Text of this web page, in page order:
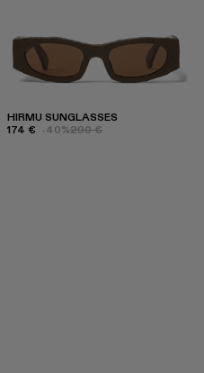
HIRMU SUNGLASSES
174 € -40%290 €